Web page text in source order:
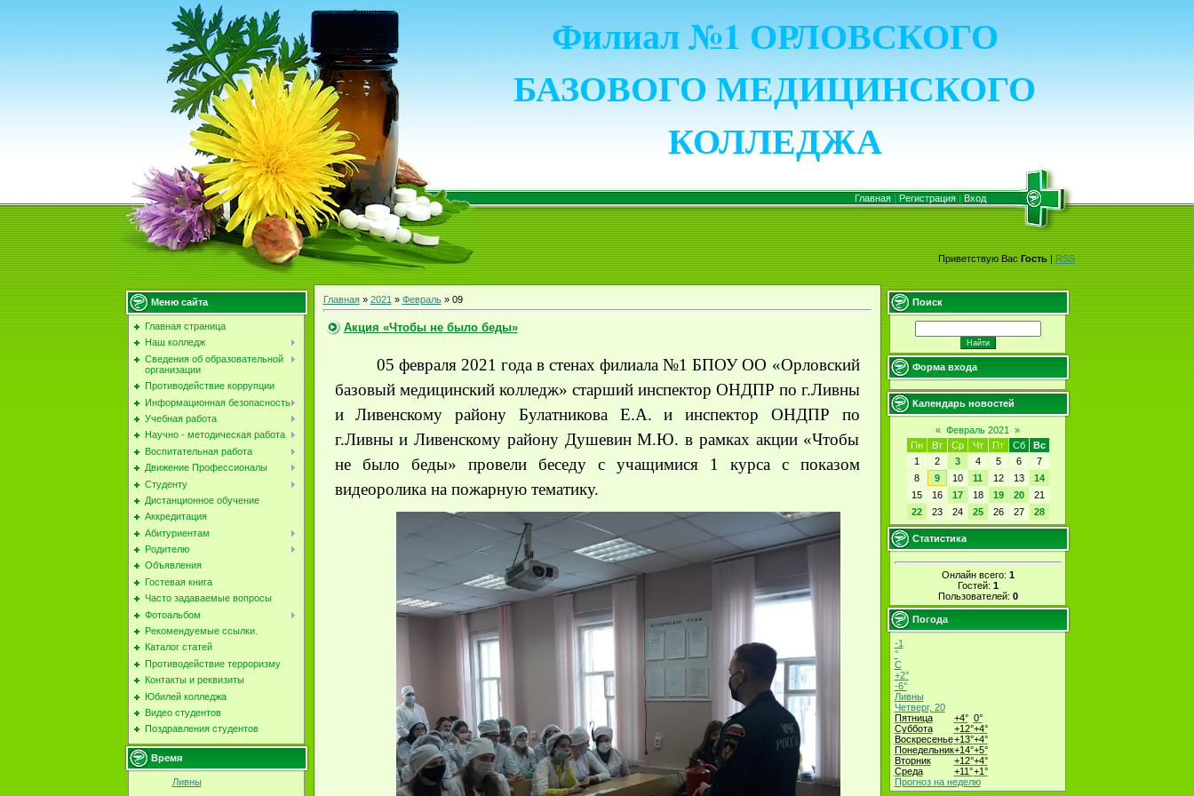
Филиал №1 ОРЛОВСКОГО
БАЗОВОГО МЕДИЦИНСКОГО
КОЛЛЕДЖА
Главная| Регистрация| Вход
Приветствую Вас Гость|RSS
Меню сайта
Главная страница
Наш колледж
Сведения об образовательной
организации
Противодействие коррупции
Информационная безопасность
Учебная работа
Научно - методическая работа
Воспитательная работа
Движение Профессионалы
Студенту
Дистанционное обучение
Аккредитация
Абитуриентам
Родителю
Объявления
Гостевая книга
Часто задаваемые вопросы
Фотоальбом
Рекомендуемые ссылки.
Каталог статей
Противодействие терроризму
Контакты и реквизиты
Юбилей колледжа
Видео студентов
Поздравления студентов
Время
Ливны
Главная» 2021 » Февраль » 09
Акция «Чтобы не было беды»
05 февраля 2021 года в стенах филиала №1 БПОУ ОО «Орловский
базовый медицинский колледж» старший инспектор ОНДПР по г.Ливны
и Ливенскому району Булатникова Е.А. и инспектор ОНДПР по
г.Ливны и Ливенскому району Душевин М.Ю. в рамках акции «Чтобы
не было беды» провели беседу с учащимися 1 курса с показом
видеоролика на пожарную тематику.
Поиск
Форма входа
Календарь новостей
« Февраль 2021
»
Пн
Вт Ср Чт Пт Сб
Вс
1
2 3 4 5 6
7
8
9 10 11 12 13
14
15
16 17 18 19 20
21
22
23 24 25 26 27 28
Статистика
Онлайн всего: 1
Гостей: 1
Пользователей: 0
Погода
-1
°
C
+2°
-6°
Ливны
Четверг, 20
Пятница
+4° 0°
Суббота
+12°+4°
Воскресенье+13°+4°
Понедельник+14°+5°
Вторник
+12°+4°
Среда
+11°+1°
Прогноз на неделю